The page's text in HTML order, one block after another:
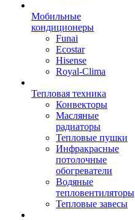
Мобильные
кондиционеры
Funai
Ecostar
Hisense
Royal-Clima
Тепловая техника
Конвекторы
Масляные
радиаторы
Тепловые пушки
Инфракрасные
потолочные
обогреватели
Водяные
тепловентиляторы
Тепловые завесы